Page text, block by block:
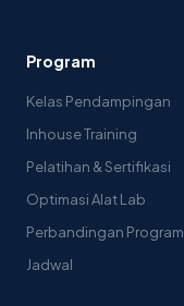
Program
Kelas Pendampingan
Inhouse Training
Pelatihan & Sertifikasi
Optimasi Alat Lab
Perbandingan Program
Jadwal